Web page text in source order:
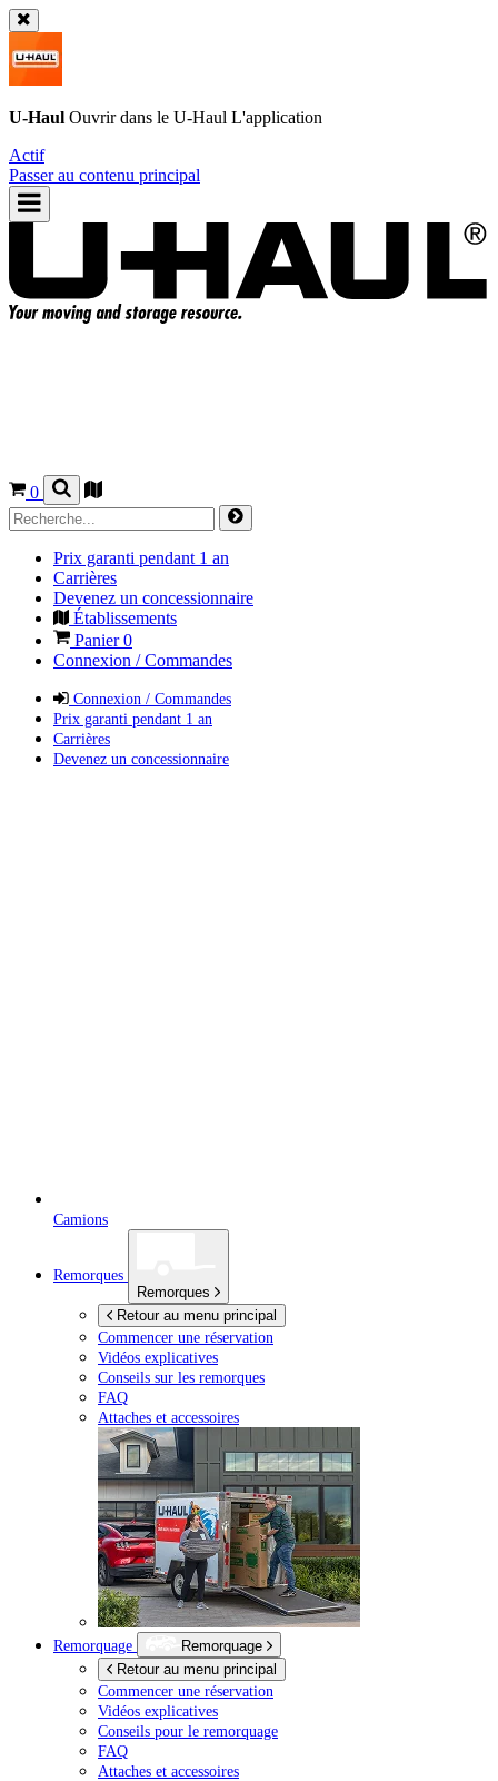
U-Haul Ouvrir dans le U-Haul L'application
Actif
Passer au contenu principal
0
Prix garanti pendant 1 an
Carrières
Devenez un concessionnaire
Établissements
Panier0
Connexion / Commandes
Connexion / Commandes
Prix garanti pendant 1 an
Carrières
Devenez un concessionnaire
Camions
Remorques
Remorques
Retour au menu principal
Commencer une réservation
Vidéos explicatives
Conseils sur les remorques
FAQ
Attaches et accessoires
Remorquage
Remorquage
Retour au menu principal
Commencer une réservation
Vidéos explicatives
Conseils pour le remorquage
FAQ
Attaches et accessoires